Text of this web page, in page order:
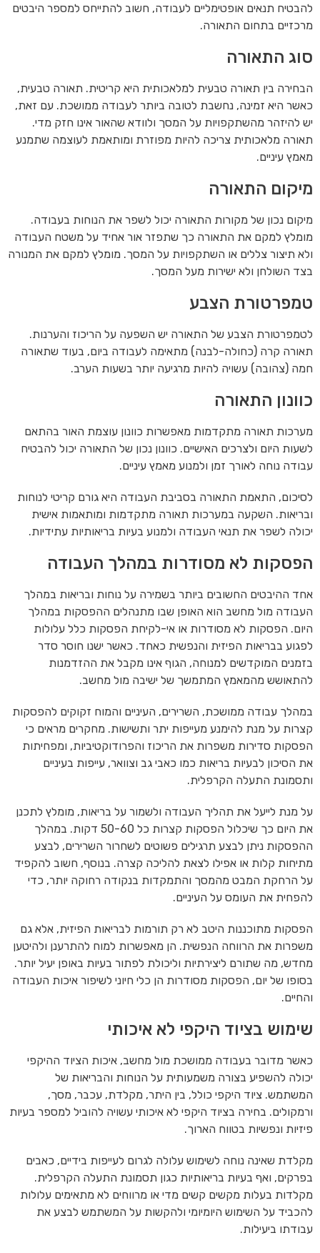
להבטיח תנאים אופטימליים לעבודה, חשוב להתייחס למספר היבטים
מרכזיים בתחום התאורה.
סוג התאורה
הבחירה בין תאורה טבעית למלאכותית היא קריטית. תאורה טבעית,
כאשר היא זמינה, נחשבת לטובה ביותר לעבודה ממושכת. עם זאת,
יש להיזהר מהשתקפויות על המסך ולוודא שהאור אינו חזק מדי.
תאורה מלאכותית צריכה להיות מפוזרת ומותאמת לעוצמה שתמנע
מאמץ עיניים.
מיקום התאורה
מיקום נכון של מקורות התאורה יכול לשפר את הנוחות בעבודה.
מומלץ למקם את התאורה כך שתפזר אור אחיד על משטח העבודה
ולא תיצור צללים או השתקפויות על המסך. מומלץ למקם את המנורה
בצד השולחן ולא ישירות מעל המסך.
טמפרטורת הצבע
לטמפרטורת הצבע של התאורה יש השפעה על הריכוז והערנות.
תאורה קרה (כחולה-לבנה) מתאימה לעבודה ביום, בעוד שתאורה
חמה (צהובה) עשויה להיות מרגיעה יותר בשעות הערב.
כוונון התאורה
מערכות תאורה מתקדמות מאפשרות כוונון עוצמת האור בהתאם
לשעות היום ולצרכים האישיים. כוונון נכון של התאורה יכול להבטיח
עבודה נוחה לאורך זמן ולמנוע מאמץ עיניים.
לסיכום, התאמת התאורה בסביבת העבודה היא גורם קריטי לנוחות
ובריאות. השקעה במערכות תאורה מתקדמות ומותאמות אישית
יכולה לשפר את תנאי העבודה ולמנוע בעיות בריאותיות עתידיות.
הפסקות לא מסודרות במהלך העבודה
אחד ההיבטים החשובים ביותר בשמירה על נוחות ובריאות במהלך
העבודה מול מחשב הוא האופן שבו מתנהלים ההפסקות במהלך
היום. הפסקות לא מסודרות או אי-לקיחת הפסקות כלל עלולות
לפגוע בבריאות הפיזית והנפשית כאחד. כאשר ישנו חוסר סדר
בזמנים המוקדשים למנוחה, הגוף אינו מקבל את ההזדמנות
להתאושש מהמאמץ המתמשך של ישיבה מול מחשב.
במהלך עבודה ממושכת, השרירים, העיניים והמוח זקוקים להפסקות
קצרות על מנת להימנע מעייפות יתר ותשישות. מחקרים מראים כי
הפסקות סדירות משפרות את הריכוז והפרודוקטיביות, ומפחיתות
את הסיכון לבעיות בריאות כמו כאבי גב וצוואר, עייפות בעיניים
ותסמונת התעלה הקרפלית.
על מנת לייעל את תהליך העבודה ולשמור על בריאות, מומלץ לתכנן
את היום כך שיכלול הפסקות קצרות כל 50-60 דקות. במהלך
ההפסקות ניתן לבצע תרגילים פשוטים לשחרור השרירים, לבצע
מתיחות קלות או אפילו לצאת להליכה קצרה. בנוסף, חשוב להקפיד
על הרחקת המבט מהמסך והתמקדות בנקודה רחוקה יותר, כדי
להפחית את העומס על העיניים.
הפסקות מתוכננות היטב לא רק תורמות לבריאות הפיזית, אלא גם
משפרות את הרווחה הנפשית. הן מאפשרות למוח להתרענן ולהיטען
מחדש, מה שתורם ליצירתיות וליכולת לפתור בעיות באופן יעיל יותר.
בסופו של יום, הפסקות מסודרות הן כלי חיוני לשיפור איכות העבודה
והחיים.
שימוש בציוד היקפי לא איכותי
כאשר מדובר בעבודה ממושכת מול מחשב, איכות הציוד ההיקפי
יכולה להשפיע בצורה משמעותית על הנוחות והבריאות של
המשתמש. ציוד היקפי כולל, בין היתר, מקלדת, עכבר, מסך,
ורמקולים. בחירה בציוד היקפי לא איכותי עשויה להוביל למספר בעיות
פיזיות ונפשיות בטווח הארוך.
מקלדת שאינה נוחה לשימוש עלולה לגרום לעייפות בידיים, כאבים
בפרקים, ואף בעיות בריאותיות כגון תסמונת התעלה הקרפלית.
מקלדות בעלות מקשים קשים מדי או מרווחים לא מתאימים עלולות
להכביד על השימוש היומיומי ולהקשות על המשתמש לבצע את
עבודתו ביעילות.